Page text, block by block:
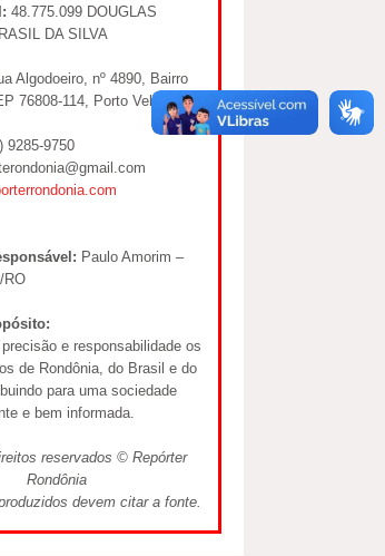
48.775.099 DOUGLAS
DA SILVA
Algodoeiro, nº 4890, Bairro
76808-114, Porto Velho –
9285-9750
Paulo Amorim –
RO
precisão e responsabilidade os
de Rondônia, do Brasil e do
para uma sociedade
e bem informada.
reservados © Repórter
Rondônia
devem citar a fonte.